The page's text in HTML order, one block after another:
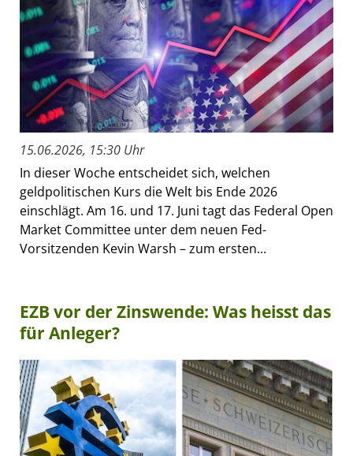
15.06.2026, 15:30 Uhr
In dieser Woche entscheidet sich, welchen
geldpolitischen Kurs die Welt bis Ende 2026
einschlägt. Am 16. und 17. Juni tagt das Federal Open
Market Committee unter dem neuen Fed-
Vorsitzenden Kevin Warsh – zum ersten...
EZB vor der Zinswende: Was heisst das
für Anleger?